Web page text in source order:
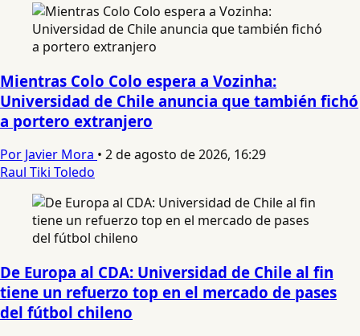
Mientras Colo Colo espera a Vozinha:
Universidad de Chile anuncia que también fichó
a portero extranjero
Por Javier Mora • 2 de agosto de 2026, 16:29
Raul Tiki Toledo
De Europa al CDA: Universidad de Chile al fin
tiene un refuerzo top en el mercado de pases
del fútbol chileno